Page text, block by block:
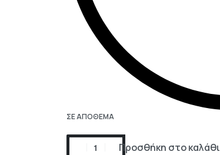
ΣΕ ΑΠΌΘΕΜΑ
Προσθήκη στο καλάθι